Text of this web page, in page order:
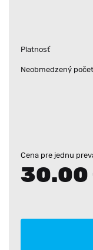
Platnosť
Neobmedzený
Cena pre jednu
30.00